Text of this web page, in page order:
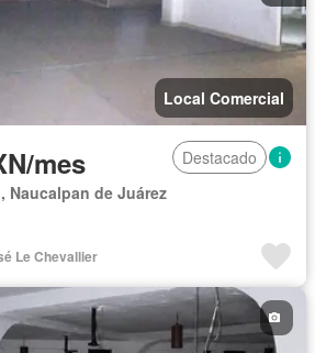
Local Comercial
mes
Destacado
Naucalpan de Juárez
Le Chevallier